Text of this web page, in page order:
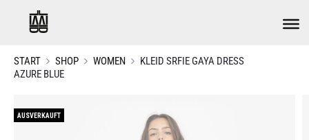
START SHOP WOMEN
KLEID SRFIE GAYA DRESS
AZURE BLUE
AUSVERKAUFT